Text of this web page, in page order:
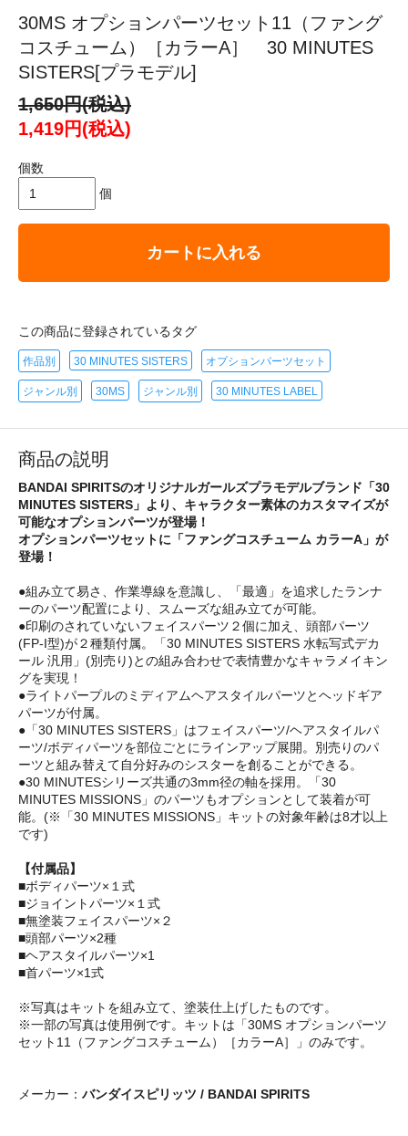
30MS オプションパーツセット11（ファング
コスチューム）［カラーA］ 30 MINUTES
SISTERS[プラモデル]
1,650円(税込)
1,419円(税込)
個数
個
カートに入れる
この商品に登録されているタグ
作品別 30 MINUTES SISTERS オプションパーツセット
ジャンル別 30MS ジャンル別 30 MINUTES LABEL
商品の説明
BANDAI SPIRITSのオリジナルガールズプラモデルブランド「30
MINUTES SISTERS」より、キャラクター素体のカスタマイズが
可能なオプションパーツが登場！
オプションパーツセットに「ファングコスチューム カラーA」が
登場！
●組み立て易さ、作業導線を意識し、「最適」を追求したランナ
ーのパーツ配置により、スムーズな組み立てが可能。
●印刷のされていないフェイスパーツ２個に加え、頭部パーツ
(FP-I型)が２種類付属。「30 MINUTES SISTERS 水転写式デカ
ール 汎用」(別売り)との組み合わせで表情豊かなキャラメイキン
グを実現！
●ライトパープルのミディアムヘアスタイルパーツとヘッドギア
パーツが付属。
●「30 MINUTES SISTERS」はフェイスパーツ/ヘアスタイルパ
ーツ/ボディパーツを部位ごとにラインアップ展開。別売りのパ
ーツと組み替えて自分好みのシスターを創ることができる。
●30 MINUTESシリーズ共通の3mm径の軸を採用。「30
MINUTES MISSIONS」のパーツもオプションとして装着が可
能。(※「30 MINUTES MISSIONS」キットの対象年齢は8才以上
です)
【付属品】
■ボディパーツ×１式
■ジョイントパーツ×１式
■無塗装フェイスパーツ×２
■頭部パーツ×2種
■ヘアスタイルパーツ×1
■首パーツ×1式
※写真はキットを組み立て、塗装仕上げしたものです。
※一部の写真は使用例です。キットは「30MS オプションパーツ
セット11（ファングコスチューム）［カラーA］」のみです。
メーカー： バンダイスピリッツ / BANDAI SPIRITS